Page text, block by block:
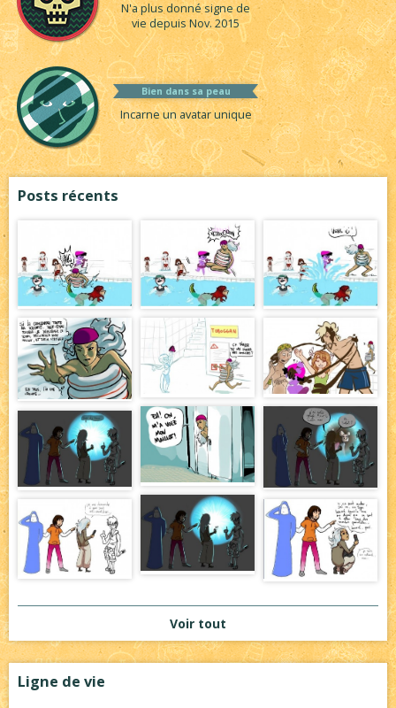
N'a plus donné signe de
vie depuis Nov. 2015
Bien dans sa peau
Incarne un avatar unique
Posts récents
Voir tout
Ligne de vie